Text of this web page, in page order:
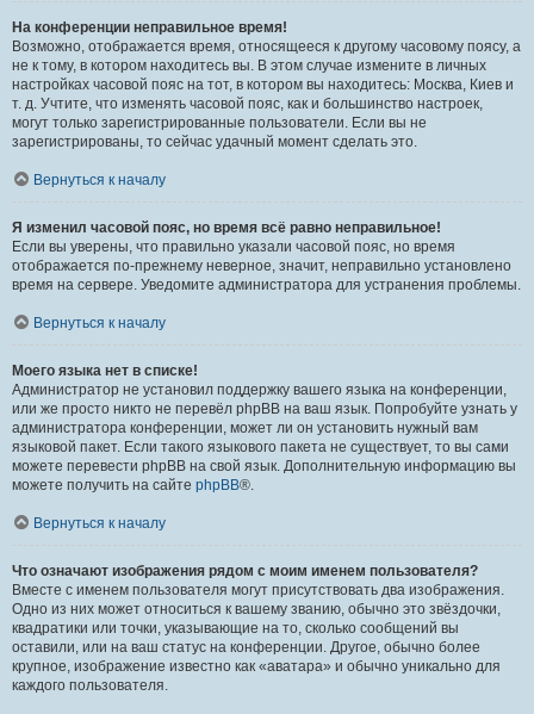
На конференции неправильное время!
Возможно, отображается время, относящееся к другому часовому поясу, а
не к тому, в котором находитесь вы. В этом случае измените в личных
настройках часовой пояс на тот, в котором вы находитесь: Москва, Киев и
т. д. Учтите, что изменять часовой пояс, как и большинство настроек,
могут только зарегистрированные пользователи. Если вы не
зарегистрированы, то сейчас удачный момент сделать это.
Вернуться к началу
Я изменил часовой пояс, но время всё равно неправильное!
Если вы уверены, что правильно указали часовой пояс, но время
отображается по-прежнему неверное, значит, неправильно установлено
время на сервере. Уведомите администратора для устранения проблемы.
Вернуться к началу
Моего языка нет в списке!
Администратор не установил поддержку вашего языка на конференции,
или же просто никто не перевёл phpBB на ваш язык. Попробуйте узнать у
администратора конференции, может ли он установить нужный вам
языковой пакет. Если такого языкового пакета не существует, то вы сами
можете перевести phpBB на свой язык. Дополнительную информацию вы
можете получить на сайте phpBB®.
Вернуться к началу
Что означают изображения рядом с моим именем пользователя?
Вместе с именем пользователя могут присутствовать два изображения.
Одно из них может относиться к вашему званию, обычно это звёздочки,
квадратики или точки, указывающие на то, сколько сообщений вы
оставили, или на ваш статус на конференции. Другое, обычно более
крупное, изображение известно как «аватара» и обычно уникально для
каждого пользователя.